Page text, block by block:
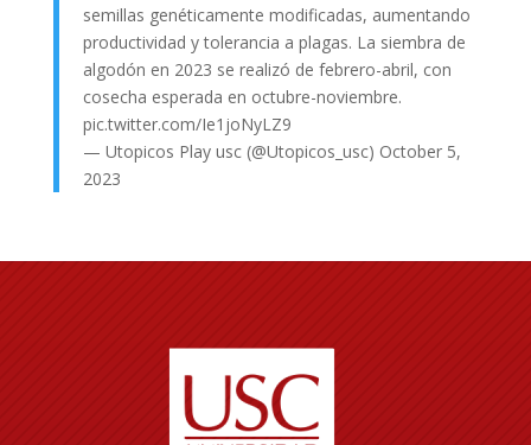
semillas genéticamente modificadas, aumentando
productividad y tolerancia a plagas. La siembra de
algodón en 2023 se realizó de febrero-abril, con
cosecha esperada en octubre-noviembre.
pic.twitter.com/Ie1joNyLZ9
— Utopicos Play usc (@Utopicos_usc) October 5,
2023